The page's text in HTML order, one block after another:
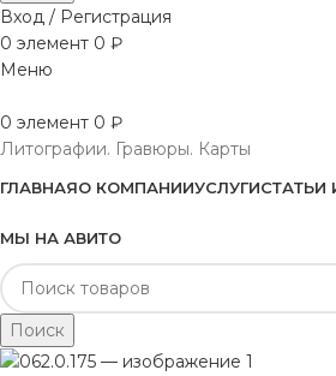
Вход / Регистрация
0 элемент 0 ₽
Меню
0 элемент 0 ₽
Литографии. Гравюры. Карты
ГЛАВНАЯО КОМПАНИИУСЛУГИСТАТЬИ
МЫ НА АВИТО
Поиск